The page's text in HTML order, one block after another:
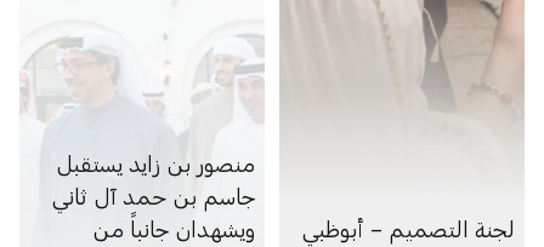
لجنة التصميم – أبوظبي
منصور بن زايد يستقبل
جاسم بن حمد آل ثاني
ويشهدان جانباً من